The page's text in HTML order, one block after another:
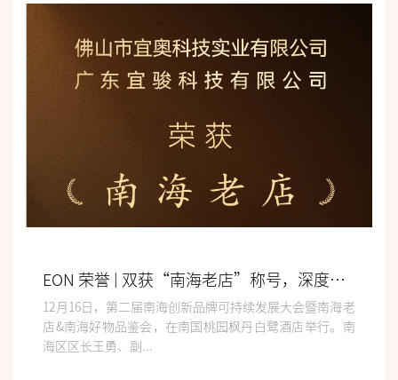
EON 荣誉 | 双获“南海老店”称号，深度亮相品牌可持续发展大会
12月16日，第二届南海创新品牌可持续发展大会暨南海老
店&南海好物品鉴会，在南国桃园枫丹白鹭酒店举行。南
海区区长王勇、副...